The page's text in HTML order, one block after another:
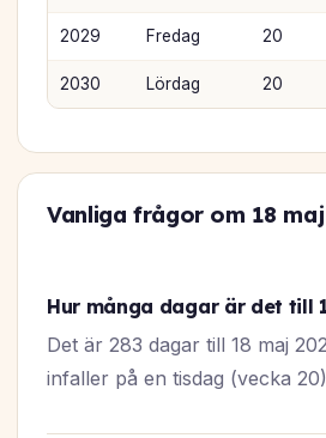
2029 Fredag 20
2030 Lördag 20
Vanliga frågor om 18 maj
Hur många dagar är det till
Det är 283 dagar till 18 maj
infaller på en tisdag (vecka